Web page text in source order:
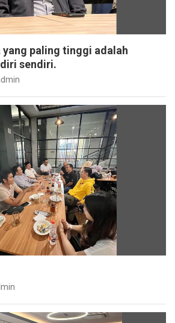
paling tinggi adalah
sendiri.